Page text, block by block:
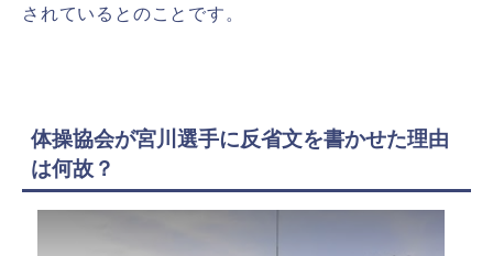
されているとのことです。
体操協会が宮川選手に反省文を書かせた理由
は何故？